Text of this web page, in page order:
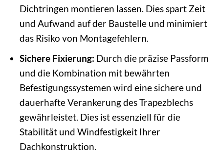
Dichtringen montieren lassen. Dies spart Zeit
und Aufwand auf der Baustelle und minimiert
das Risiko von Montagefehlern.
Sichere Fixierung: Durch die präzise Passform
und die Kombination mit bewährten
Befestigungssystemen wird eine sichere und
dauerhafte Verankerung des Trapezblechs
gewährleistet. Dies ist essenziell für die
Stabilität und Windfestigkeit Ihrer
Dachkonstruktion.